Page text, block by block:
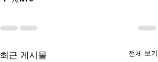
최근 게시물 전체 보기